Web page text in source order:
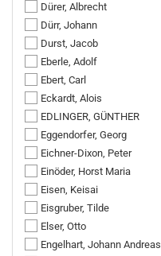
Dürer, Albrecht
Dürr, Johann
Durst, Jacob
Eberle, Adolf
Ebert, Carl
Eckardt, Alois
EDLINGER, GÜNTHER
Eggendorfer, Georg
Eichner-Dixon, Peter
Einöder, Horst Maria
Eisen, Keisai
Eisgruber, Tilde
Elser, Otto
Engelhart, Johann Andreas